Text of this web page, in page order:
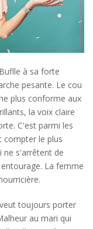
à sa forte
pesante. Le cou
plus conforme aux
la voix claire
C'est parmi les
compter le plus
ne s'arrêtent de
La femme
toujours porter
au mari qui